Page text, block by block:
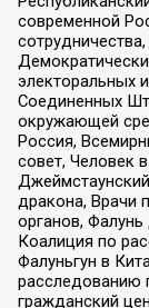
современной
электоральных
Соединенных
окружающей
Россия,
совет, Человек
дракона, Врачи
органов,
Коалиция по
Фалуньгун в
расследованию
гражданский